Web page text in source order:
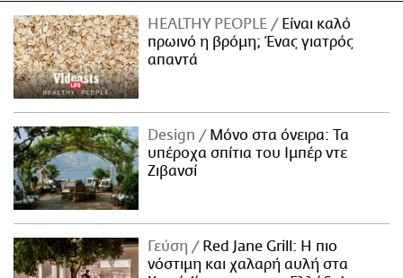
HEALTHY PEOPLE
Είναι καλό
πρωινό η βρόμη; Ένας γιατρός
απαντά
Design
Μόνο στα όνειρα: Τα
υπέροχα σπίτια του Ιμπέρ ντε
Ζιβανσί
Γεύση
Red Jane Grill: Η πιο
νόστιμη και χαλαρή αυλή στα